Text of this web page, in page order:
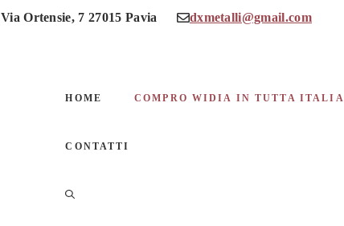
Via Ortensie, 7 27015 Pavia dxmetalli@gmail.com
HOME COMPRO WIDIA IN TUTTA ITALIA
CONTATTI